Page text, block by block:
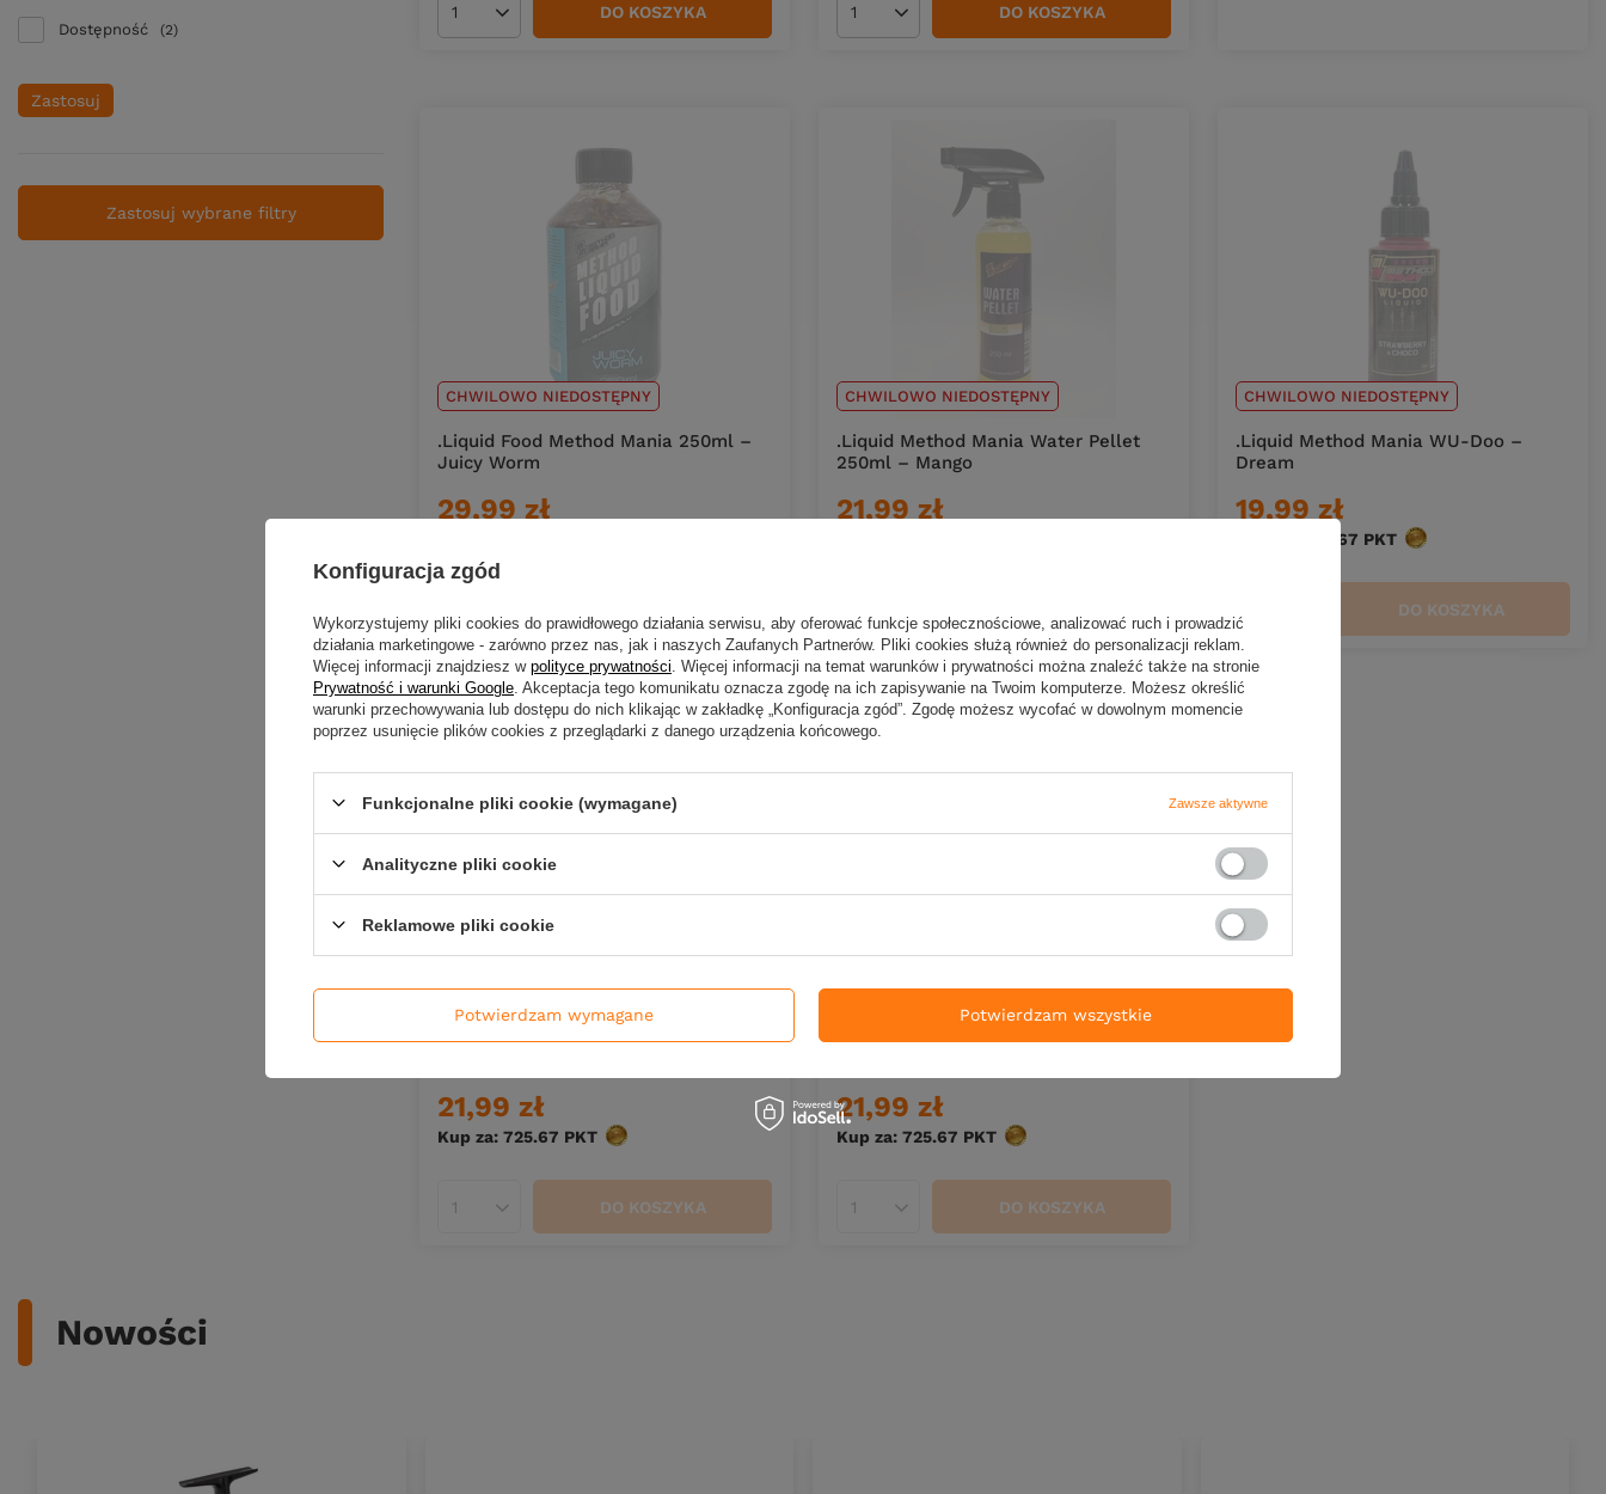
Dostępność 2
Zastosuj
Zastosuj wybrane filtry
Ilość produktów DO KOSZYKA Ilość produktów DO KOSZYKA
CHWILOWO NIEDOSTĘPNY
.Liquid Food Method Mania 250ml –
Juicy Worm
29,99 zł
Ilość produktów
CHWILOWO NIEDOSTĘPNY
.Liquid Method Mania Water Pellet
250ml – Mango
21,99 zł
Ilość produktów
CHWILOWO NIEDOSTĘPNY
.Liquid Method Mania WU-Doo –
Dream
19,99 zł
Kup za: 659.67 PKT punktów
DO KOSZYKA
CHWILOWO NIEDOSTĘPNY
.Liquid Method Mania Water Pellet
21,99 zł
Kup za: 725.67 PKT punktów
Ilość produktów DO KOSZYKA
CHWILOWO NIEDOSTĘPNY
.Liquid Method Mania Water Pellet
21,99 zł
Kup za: 725.67 PKT punktów
Ilość produktów DO KOSZYKA
Nowości
Konfiguracja zgód
Wykorzystujemy pliki cookies do prawidłowego działania serwisu, aby oferować funkcje społecznościowe, analizować ruch i prowadzić
działania marketingowe - zarówno przez nas, jak i naszych Zaufanych Partnerów. Pliki cookies służą również do personalizacji reklam.
Więcej informacji znajdziesz w polityce prywatności . Więcej informacji na temat warunków i prywatności można znaleźć także na stronie
Prywatność i warunki Google . Akceptacja tego komunikatu oznacza zgodę na ich zapisywanie na Twoim komputerze. Możesz określić
warunki przechowywania lub dostępu do nich klikając w zakładkę „Konfiguracja zgód”. Zgodę możesz wycofać w dowolnym momencie
poprzez usunięcie plików cookies z przeglądarki z danego urządzenia końcowego.
Funkcjonalne pliki cookie (wymagane) Zawsze aktywne
Analityczne pliki cookie
Reklamowe pliki cookie
Potwierdzam wymagane Potwierdzam wszystkie